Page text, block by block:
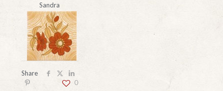
Sandra
Share
0